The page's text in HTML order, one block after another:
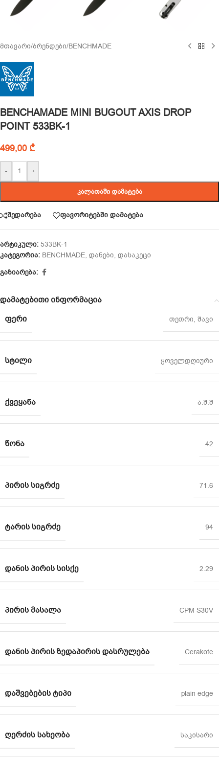
მთავარი/ბრენდები/BENCHMADE
BENCHAMADE MINI BUGOUT AXIS DROP
POINT 533BK-1
499,00 ₾
- +
ᲙᲐᲚᲐᲗᲐᲨᲘ ᲓᲐᲛᲐᲢᲔᲑᲐ
შედარება ფავორიტებში დამატება
არტიკული: 533BK-1
კატეგორია: BENCHMADE, დანები, დასაკეცი
გაზიარება:
დამატებითი ინფორმაცია
ᲤᲔᲠᲘ
თეთრი, შავი
ᲡᲢᲘᲚᲘ ყოველდღიური
ᲥᲕᲔᲧᲐᲜᲐ ა.შ.შ
ᲬᲝᲜᲐ 42
ᲞᲘᲠᲘᲡ ᲡᲘᲒᲠᲫᲔ 71.6
ᲢᲐᲠᲘᲡ ᲡᲘᲒᲠᲫᲔ 94
ᲓᲐᲜᲘᲡ ᲞᲘᲠᲘᲡ ᲡᲘᲡᲥᲔ 2.29
ᲞᲘᲠᲘᲡ ᲛᲐᲡᲐᲚᲐ CPM S30V
ᲓᲐᲜᲘᲡ ᲞᲘᲠᲘᲡ ᲖᲔᲓᲐᲞᲘᲠᲘᲡ ᲓᲐᲡᲠᲣᲚᲔᲑᲐ Cerakote
ᲓᲐᲨᲕᲔᲑᲔᲑᲘᲡ ᲢᲘᲞᲘ plain edge
ᲦᲔᲠᲫᲘᲡ ᲡᲐᲮᲔᲝᲑᲐ საკისარი